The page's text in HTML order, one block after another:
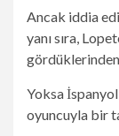
Ancak iddia
yanı sıra,
Yoksa
oyuncuyla bir